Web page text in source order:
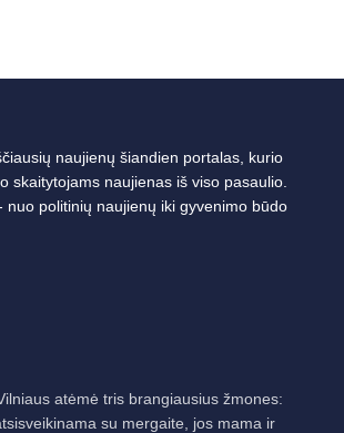
naujienų šiandien portalas, kurio
skaitytojams naujienas iš viso pasaulio.
nuo politinių naujienų iki gyvenimo būdo
atėmė tris brangiausius žmones:
su mergaite, jos mama ir